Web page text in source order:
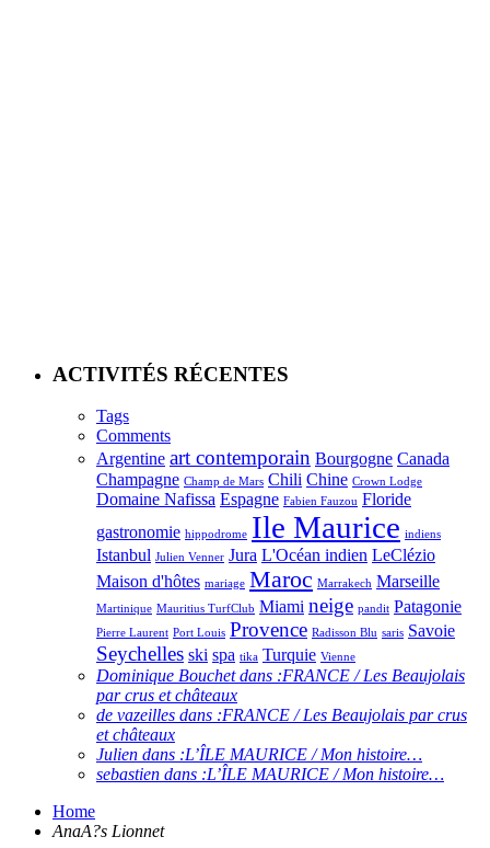
ACTIVITÉS RÉCENTES
Tags
Comments
Argentine art contemporain Bourgogne Canada
Champagne Champ de Mars Chili Chine Crown Lodge
Domaine Nafissa Espagne Fabien Fauzou Floride
gastronomie hippodrome Ile Maurice indiens
Istanbul Julien Venner Jura L'Océan indien LeClézio
Maison d'hôtes mariage Maroc Marrakech Marseille
Martinique Mauritius TurfClub Miami neige pandit Patagonie
Pierre Laurent Port Louis Provence Radisson Blu saris Savoie
Seychelles ski spa tika Turquie Vienne
Dominique Bouchet dans :FRANCE / Les Beaujolais
par crus et châteaux
de vazeilles dans :FRANCE / Les Beaujolais par crus
et châteaux
Julien dans :L’ÎLE MAURICE / Mon histoire…
sebastien dans :L’ÎLE MAURICE / Mon histoire…
Home
AnaA?s Lionnet